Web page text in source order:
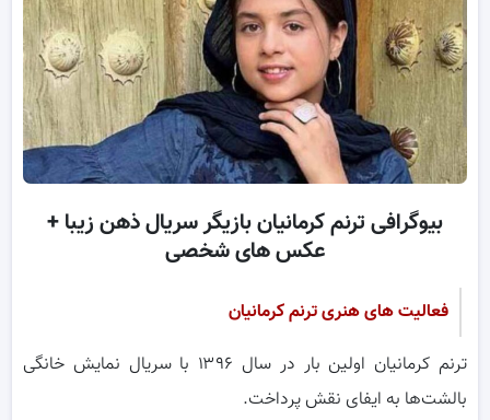
بیوگرافی ترنم کرمانیان بازیگر سریال ذهن زیبا +
عکس های شخصی
فعالیت های هنری ترنم کرمانیان
ترنم کرمانیان اولین بار در سال ۱۳۹۶ با سریال نمایش خانگی
بالشت‌ها به ایفای نقش پرداخت.